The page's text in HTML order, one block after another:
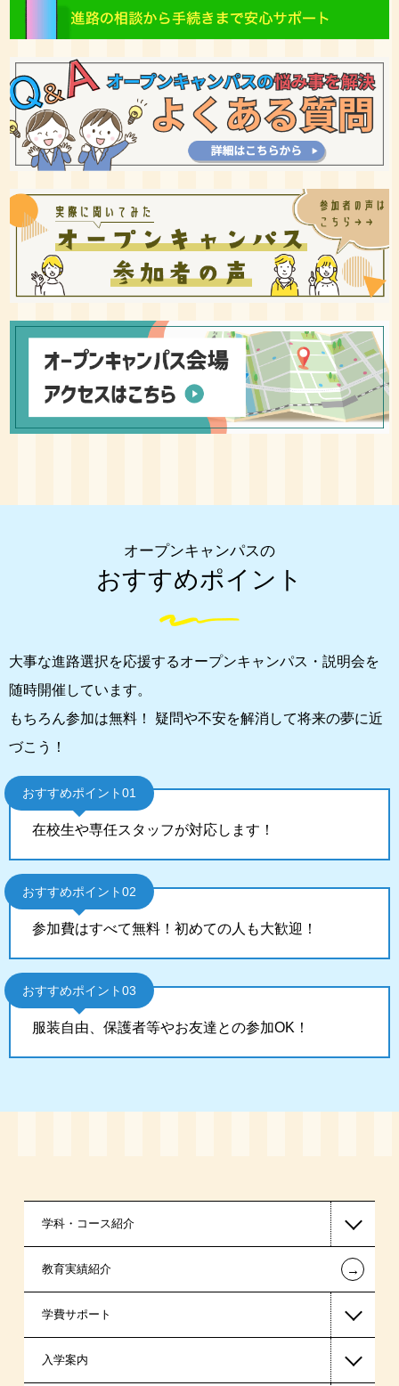
オープンキャンパスの
おすすめポイント
大事な進路選択を応援するオープンキャンパス・説明会を
随時開催しています。
もちろん参加は無料！ 疑問や不安を解消して将来の夢に近
づこう！
おすすめポイント01
在校生や専任スタッフが対応します！
おすすめポイント02
参加費はすべて無料！初めての人も大歓迎！
おすすめポイント03
服装自由、保護者等やお友達との参加OK！
学科・コース紹介
国家公務員・地方公務員系
警察官・消防官系
税理士系
教育実績紹介 ←
学費サポート
高等教育の修学支援新制度
入学案内